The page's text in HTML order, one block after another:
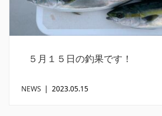
５月１５日の釣果です！
NEWS | 2023.05.15